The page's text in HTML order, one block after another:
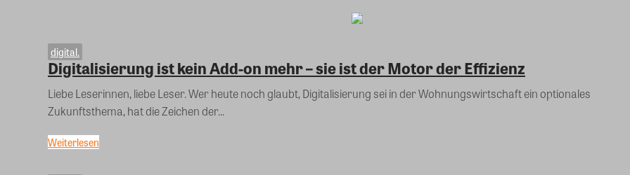
digital.
Digitalisierung ist kein Add-on mehr – sie ist der Motor der Effizienz
Liebe Leserinnen, liebe Leser. Wer heute noch glaubt, Digitalisierung sei in der Wohnungswirtschaft ein optionales
Zukunftsthema, hat die Zeichen der...
Weiterlesen